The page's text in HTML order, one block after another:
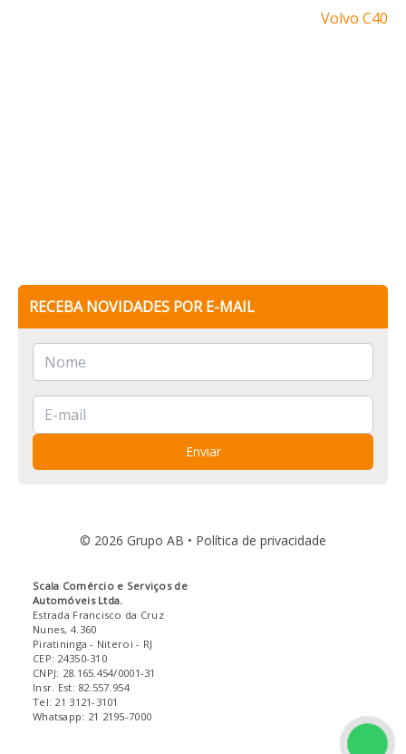
Volvo C40
RECEBA NOVIDADES POR E-MAIL
Enviar
© 2026 Grupo AB • Política de privacidade
Scala Comércio e Serviços de
Automóveis Ltda.
Estrada Francisco da Cruz
Nunes, 4.360
Piratininga - Niteroi - RJ
CEP: 24350-310
CNPJ: 28.165.454/0001-31
Insr. Est: 82.557.954
Tel: 21 3121-3101
Whatsapp: 21 2195-7000